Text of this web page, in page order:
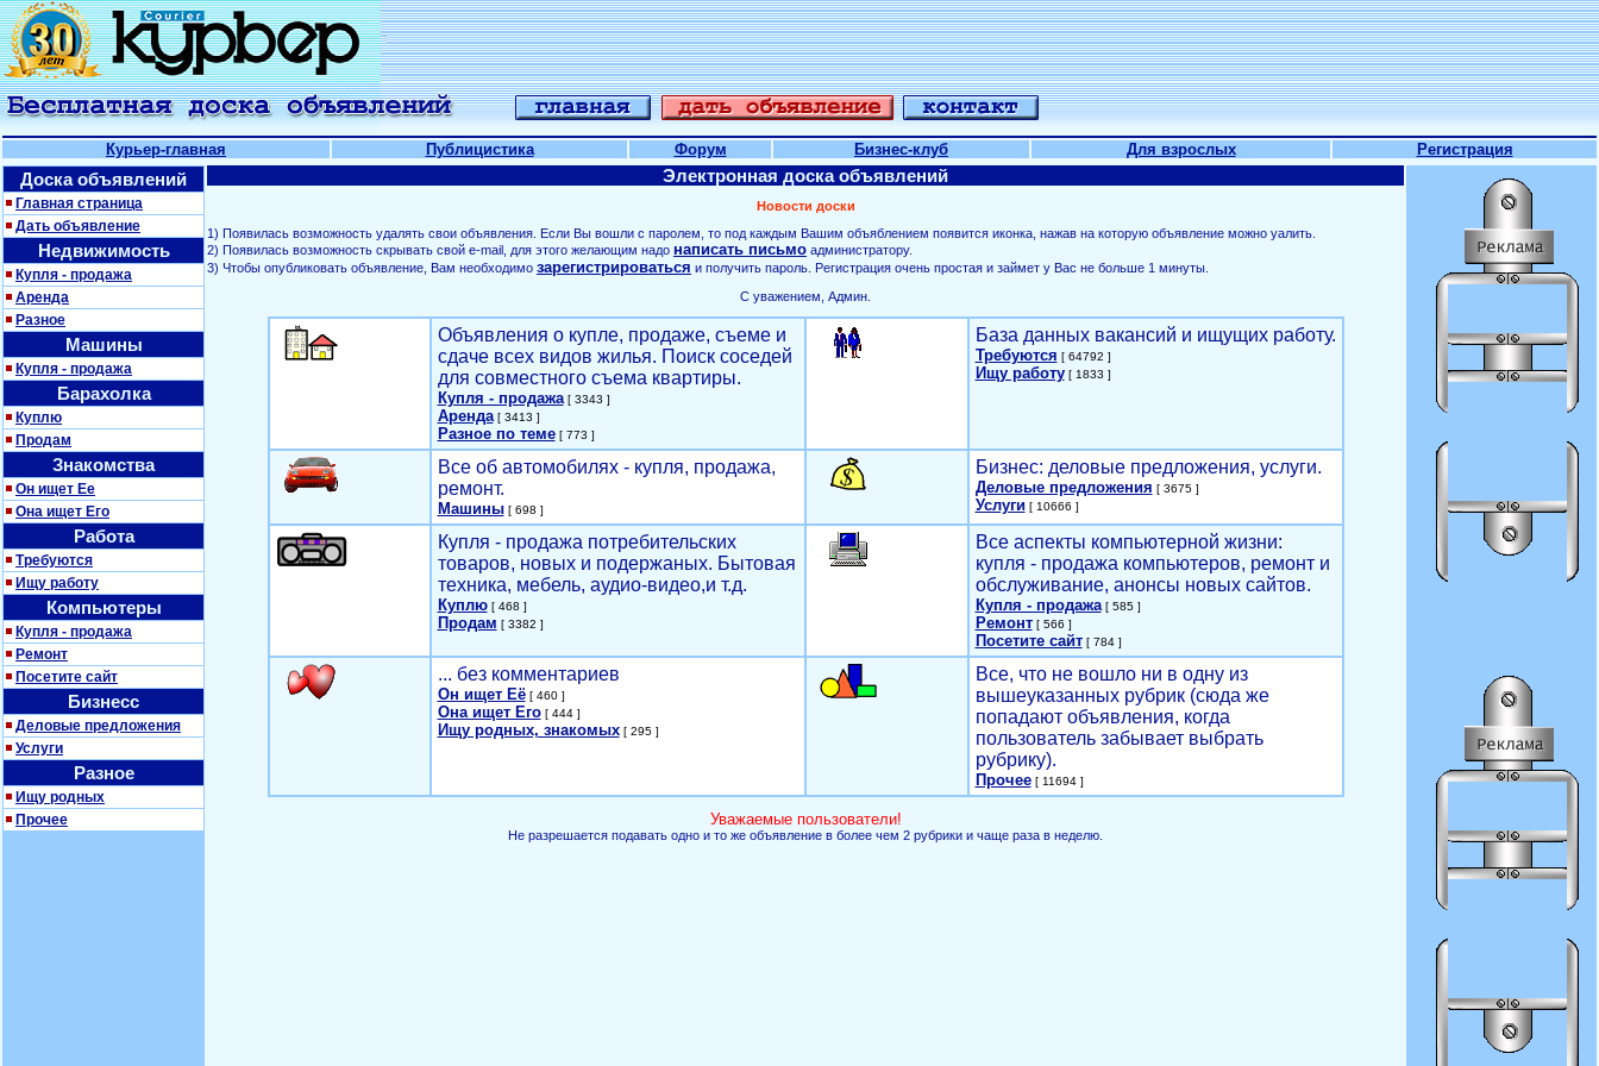
Курьер-главная Публицистика Форум Бизнес-клуб Для взрослых Регистрация
Доска объявлений
Главная страница
Дать объявление
Недвижимость
Купля - продажа
Аренда
Разное
Машины
Купля - продажа
Барахолка
Куплю
Продам
Знакомства
Он ищет Ее
Она ищет Его
Работа
Требуются
Ищу работу
Компьютеры
Купля - продажа
Ремонт
Посетите сайт
Бизнесс
Деловые предложения
Услуги
Разное
Ищу родных
Прочее
Электронная доска объявлений
Новости доски
1) Появилась возможность удалять свои объявления. Если Вы вошли с паролем, то под каждым Вашим объяблением появится иконка, нажав на которую объявление можно уалить.
2) Появилась возможность скрывать свой е-mail, для этого желающим надо написать письмо администратору.
3) Чтобы опубликовать объявление, Вам необходимо зарегистрироваться и получить пароль. Регистрация очень простая и займет у Вас не больше 1 минуты.
С уважением, Админ.
Объявления о купле, продаже, съеме и
сдаче всех видов жилья. Поиск соседей
для совместного съема квартиры.
Купля - продажа[ 3343 ]
Аренда[ 3413 ]
Разное по теме[ 773 ]
База данных вакансий и ищущих работу.
Требуются [ 64792 ]
Ищу работу[ 1833 ]
Все об автомобилях - купля, продажа,
ремонт.
Машины[ 698 ]
Бизнес: деловые предложения, услуги.
Деловые предложения [ 3675 ]
Услуги[ 10666 ]
Купля - продажа потребительских
товаров, новых и подержаных. Бытовая
техника, мебель, аудио-видео,и т.д.
Куплю[ 468 ]
Продам [ 3382 ]
Все аспекты компьютерной жизни:
купля - продажа компьютеров, ремонт и
обслуживание, анонсы новых сайтов.
Купля - продажа[ 585 ]
Ремонт[ 566 ]
Посетите сайт[ 784 ]
... без комментариев
Он ищет Её[ 460 ]
Она ищет Его[ 444 ]
Ищу родных, знакомых[ 295 ]
Все, что не вошло ни в одну из
вышеуказанных рубрик (сюда же
попадают объявления, когда
пользователь забывает выбрать
рубрику).
Прочее[ 11694 ]
Уважаемые пользователи!
Не разрешается подавать одно и то же объявление в более чем 2 рубрики и чаще раза в неделю.